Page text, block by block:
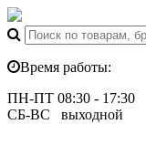
Время работы:
ПН-ПТ 08:30 - 17:30
СБ-ВС выходной